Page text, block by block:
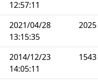
12:57:11
2021/04/28
13:15:35
2025
2014/12/23
14:05:11
1543